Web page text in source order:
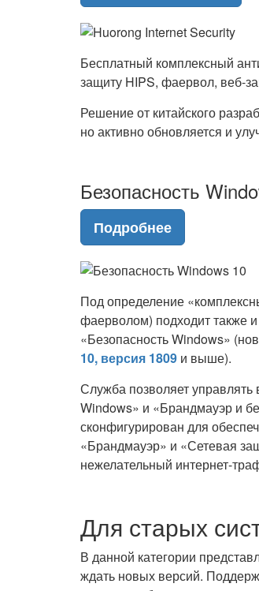
Бесплатный комплексный
защиту HIPS, фаервол, веб-
Решение от китайского
но активно обновляется и
Безопасность
Подробнее
Под определение
фаерволом) подходит также
«Безопасность Windows»
10, версия 1809 и выше).
Служба позволяет
Windows» и «Брандмауэр и
сконфигурирован для
«Брандмауэр» и «Сетевая
нежелательный интернет-
Для старых
В данной категории
ждать новых версий.